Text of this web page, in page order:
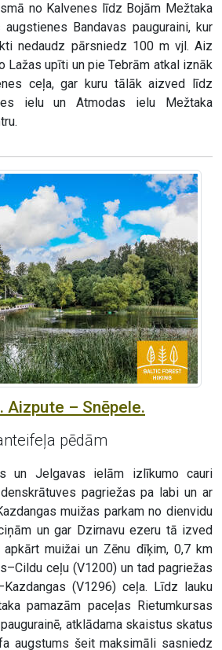
no Kalvenes līdz Bojām Mežtaka
Bandavas pauguraini, kur
nedaudz pārsniedz 100 m vjl. Aiz
Lažas upīti un pie Tebrām atkal iznāk
ceļa, gar kuru tālāk aizved līdz
ielu un Atmodas ielu Mežtaka
Aizpute – Snēpele.
pēdām
un Jelgavas ielām izlīkumo cauri
pagriežas pa labi un ar
muižas parkam no dienvidu
un gar Dzirnavu ezeru tā izved
apkārt muižai un Zēnu dīķim, 0,7 km
ceļu (V1200) un tad pagriežas
(V1296) ceļa. Līdz lauku
pamazām paceļas Rietumkursas
atklādama skaistus skatus
augstums šeit maksimāli sasniedz